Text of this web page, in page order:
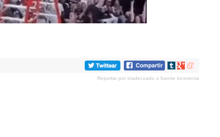
Compartir
tumblr
Compartir
Google+
Compartir
meneame
Reportar por inadecuado o fuente incorrecta